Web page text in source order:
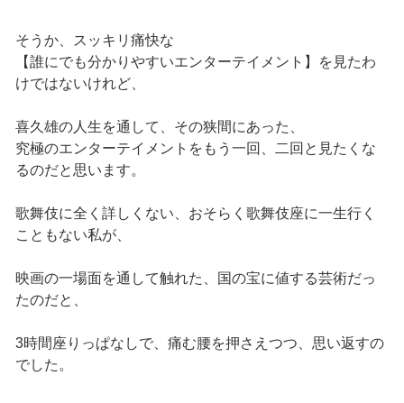
そうか、スッキリ痛快な
【誰にでも分かりやすいエンターテイメント】を見たわ
けではないけれど、
喜久雄の人生を通して、その狭間にあった、
究極のエンターテイメントをもう一回、二回と見たくな
るのだと思います。
歌舞伎に全く詳しくない、おそらく歌舞伎座に一生行く
こともない私が、
映画の一場面を通して触れた、国の宝に値する芸術だっ
たのだと、
3時間座りっぱなしで、痛む腰を押さえつつ、思い返すの
でした。